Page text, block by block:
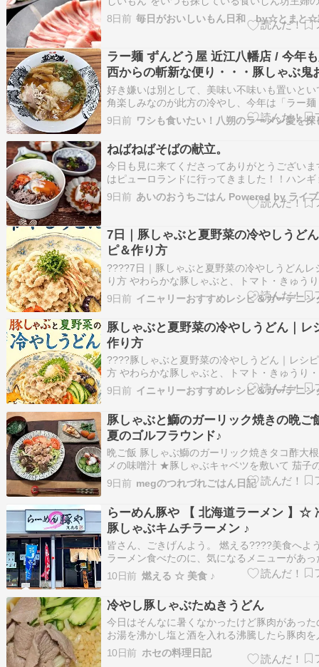
です。 こんにちは♪ ☆ とまと ☆です。 かまく
肉の日50%OFF！ 23時59分まで半額 ★肉の日
8日前
ラー麺 ずんどう屋 近江八幡店 / 今年
西からの斬新な便り・・・豚しゃぶ鬼
＠滋賀県近江八幡市
好き嫌いは別として、美味い不味いも置いとい
角楽しみなのが此方の冷やし、今年は「ラー麺
う屋 近江八幡店」さんにて。例によって夜更
杯。個人的にチェーン店の限定は完成度の北陸
る家系、この2つがテスコガビってる気がする
が、万が一があるとするならば斬新勝…
9日前 ワシも食いたい！八朔のラーメン愛を探
ねばねばそばの献立。
今日も見に来てくださってありがとうござい
はピューロランドに行ってきました！！ハンギ
リュックはここでしか使えないのでむしろ使い
てよかったって感じですｗさて数日涼しい日
そばはおいしいそばつゆでいただ…
9日前
7日｜豚しゃぶと夏野菜の冷やしうど
ピ＆作り方
????7日｜豚しゃぶと夏野菜の冷やしうどんレ
り方 やわらかな豚しゃぶと、トマト・きゅう
などの夏野菜をたっぷりのせた冷やしうどんニ
うがをきかせたさっぱりつゆで、暑い日でも
一皿ニャン????????✨????材料2人分冷凍
玉豚薄切り肉…
9日前 イニャリーおすすめレシピ＆ガーデニン
豚しゃぶと夏野菜の冷やしうどん｜レ
作り方
????豚しゃぶと夏野菜の冷やしうどん｜レシ
方 やわらかな豚しゃぶと、トマト・きゅうり
どの夏野菜をのせた、さっぱり冷たいうどんニ
が落ちやすい暑い日にも食べやすく、肉と野
楽しめるニャン????????✨????材料2人分冷
ん……2玉豚薄切り…
9日前 イニャリーおすすめレシピ＆ガーデニン
豚しゃぶと鰤のガーリック焼きの晩ご
夏のゴルフラウンド♪
晩ご飯 豚しゃぶ鰤のガーリック焼きタコ酢大
メの味噌汁 ★豚しゃぶキャベツを敷いて 茄子
ル蒸し 桃太郎トマトと一緒に 胡麻だれをか
鰤のガーリック焼きサヤインゲンの胡麻和え
コンポート ★タコ酢 ★大根とワカメの味噌汁
午前中 さんと２サ…
9日前 megのつれづれごはん日記
らーめん豚や 【 北海道ラーメン 】☆
豚しゃぶキムチラーメン ♪
皆さん、ごきげんよう。 燃える????美食へよ
ラーメン食べたのに、気になるメニューがあっ
もう１杯食べたくなった（ 笑 ）。 そんな先日
わ・・・、 らーめん豚やさんで、おかわり（
だってさ～、カウンターテーブルにこんな美
ニューが置かれ…
10日前 燃える ☆ 美食 ♪
冷やし豚しゃぶたぬきうどん
今日はそんなに暑くなかったけど豚肉があった
お湯を沸かし塩と酒を入れる沸騰したら豚肉を
が変わってきたら火を止めるしっかり火が通っ
にあけておくきゅうりは斜め薄切りにしてか
10日前 ホセの料理日記